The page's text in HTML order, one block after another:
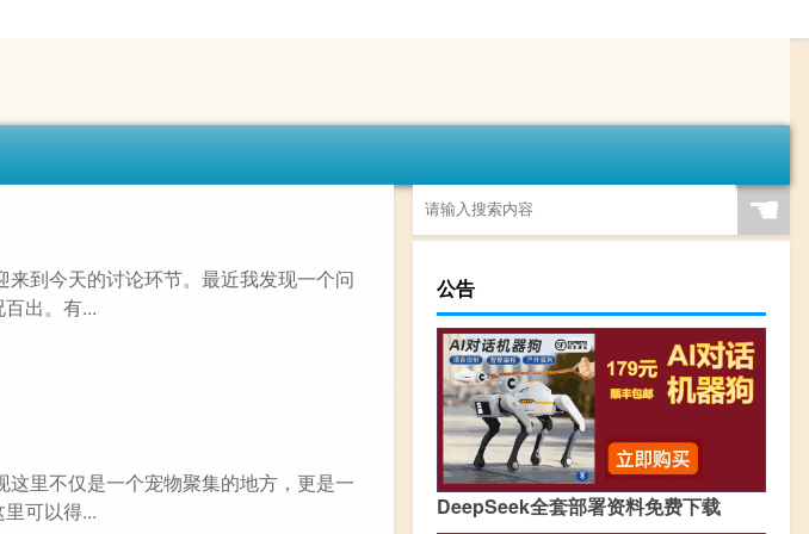
到今天的讨论环节。最近我发现一个问
出。有...
里不仅是一个宠物聚集的地方，更是一
可以得...
☚
公告
DeepSeek全套部署资料免费下载